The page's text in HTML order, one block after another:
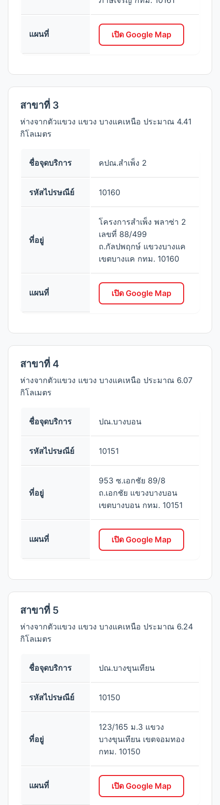
แผนที่ เปิด Google Map
สาขาที่ 3
ห่างจากตัวแขวง แขวง บางแคเหนือ ประมาณ 4.41
กิโลเมตร
ชื่อจุดบริการ คปณ.สำเพ็ง 2
รหัสไปรษณีย์ 10160
ที่อยู่
โครงการสำเพ็ง พลาซ่า 2
เลขที่ 88/499
ถ.กัลปพฤกษ์ แขวงบางแค
เขตบางแค กทม. 10160
แผนที่ เปิด Google Map
สาขาที่ 4
ห่างจากตัวแขวง แขวง บางแคเหนือ ประมาณ 6.07
กิโลเมตร
ชื่อจุดบริการ ปณ.บางบอน
รหัสไปรษณีย์ 10151
ที่อยู่
953 ซ.เอกชัย 89/8
ถ.เอกชัย แขวงบางบอน
เขตบางบอน กทม. 10151
แผนที่ เปิด Google Map
สาขาที่ 5
ห่างจากตัวแขวง แขวง บางแคเหนือ ประมาณ 6.24
กิโลเมตร
ชื่อจุดบริการ ปณ.บางขุนเทียน
รหัสไปรษณีย์ 10150
ที่อยู่
123/165 ม.3 แขวง
บางขุนเทียน เขตจอมทอง
กทม. 10150
แผนที่ เปิด Google Map